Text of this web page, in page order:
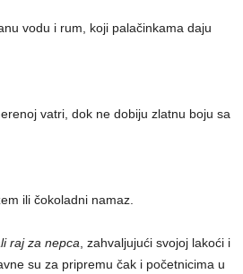
vodu i rum, koji palačinkama daju
vatri, dok ne dobiju zlatnu boju sa
ili čokoladni namaz.
raj za nepca , zahvaljujući svojoj lakoći i
su za pripremu čak i početnicima u